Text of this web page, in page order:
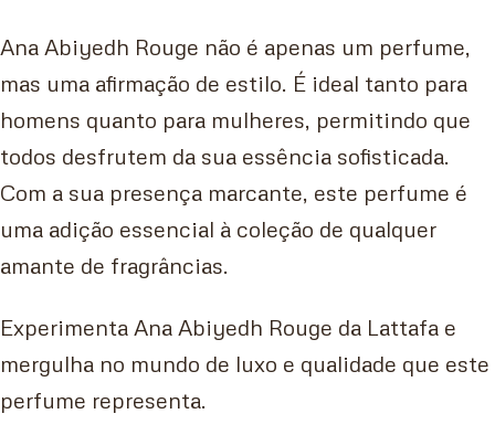
Ana Abiyedh Rouge não é apenas um perfume,
mas uma afirmação de estilo. É ideal tanto para
homens quanto para mulheres, permitindo que
todos desfrutem da sua essência sofisticada.
Com a sua presença marcante, este perfume é
uma adição essencial à coleção de qualquer
amante de fragrâncias.
Experimenta Ana Abiyedh Rouge da Lattafa e
mergulha no mundo de luxo e qualidade que este
perfume representa.